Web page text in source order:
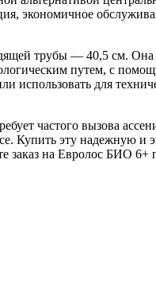
экономичное
трубы — 40,5 см. Она
путем, с
использовать для
частого вызова
Купить эту надежную и
заказ на Евролос БИО 6+